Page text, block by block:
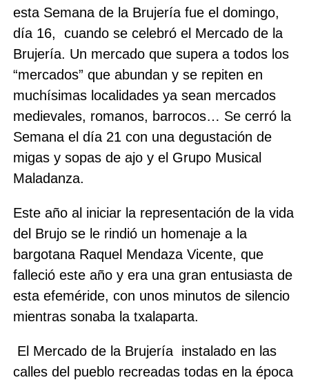
esta Semana de la Brujería fue el domingo,
día 16,
cuando se celebró el Mercado de la
Brujería. Un mercado que supera a todos los
“mercados” que abundan y se repiten en
muchísimas localidades ya sean mercados
medievales, romanos, barrocos… Se cerró la
Semana el día 21 con una degustación de
migas y sopas de ajo y el Grupo Musical
Maladanza.
Este año al iniciar la representación de la vida
del Brujo se le rindió un homenaje a la
bargotana Raquel Mendaza Vicente, que
falleció este año y era una gran entusiasta de
esta efeméride, con unos minutos de silencio
mientras sonaba la txalaparta.
El Mercado de la Brujería
instalado en las
calles del pueblo recreadas todas en la época